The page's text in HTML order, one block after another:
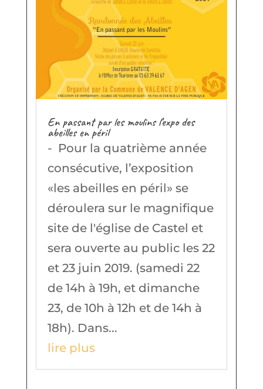
En passant par les moulins l’expo des
abeilles en péril
- Pour la quatrième année
consécutive, l’exposition
«les abeilles en péril» se
déroulera sur le magnifique
site de l'église de Castel et
sera ouverte au public les 22
et 23 juin 2019. (samedi 22
de 14h à 19h, et dimanche
23, de 10h à 12h et de 14h à
18h). Dans...
lire plus